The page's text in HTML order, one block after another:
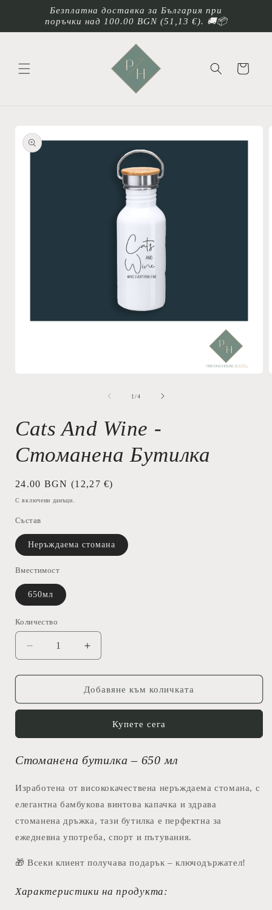
съдържанието
Безплатна доставка за България при
поръчки над 100.00 BGN (51,13 €). 🚚📦
Количка
информацията
за продукта
модален
елемент
1/от
4
Cats And Wine -
Стоманена Бутилка
Обичайна
цена
24.00 BGN(12,27 €)
С включени данъци.
Състав
Неръждаема стомана
Вместимост
650мл
Количество
Намаляване
на
количеството
Cats
-
Бутилка
Увеличаване
на
количеството
за
Cats
-
Стоманена
Бутилка
Добавяне към количката
Купете сега
Стоманена бутилка – 650 мл
Изработена от висококачествена неръждаема стомана, с
елегантна бамбукова винтова капачка и здрава
стоманена дръжка, тази бутилка е перфектна за
ежедневна употреба, спорт и пътувания.
🎁 Всеки клиент получава подарък – ключодържател!
Характеристики на продукта: